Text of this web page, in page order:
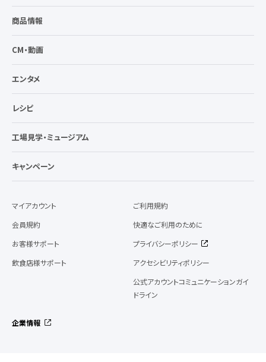
商品情報
CM・動画
エンタメ
レシピ
工場見学・ミュージアム
キャンペーン
マイアカウント
会員規約
お客様サポート
飲食店様サポート
ご利用規約
快適なご利用のために
プライバシーポリシー
アクセシビリティポリシー
公式アカウントコミュニケーションガイ
ドライン
企業情報